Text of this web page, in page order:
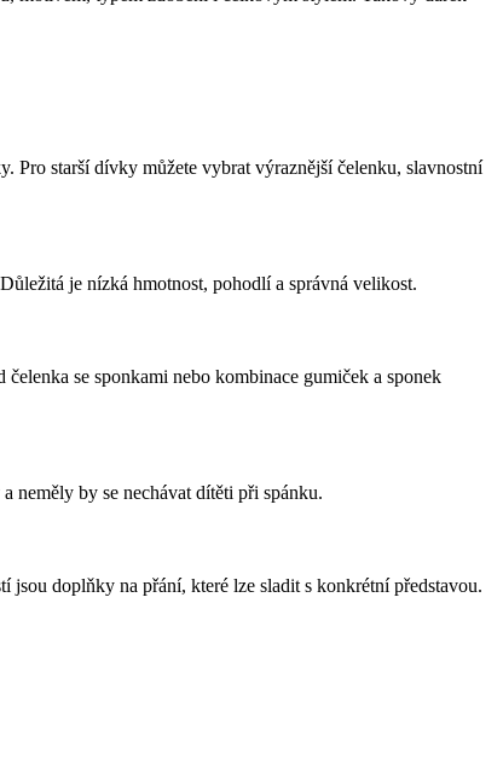
Pro starší dívky můžete vybrat výraznější čelenku, slavnostní
je nízká hmotnost, pohodlí a správná velikost.
se sponkami nebo kombinace gumiček a sponek
neměly by se nechávat dítěti při spánku.
doplňky na přání, které lze sladit s konkrétní představou.